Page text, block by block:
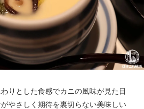
りとした食感でカニの風味が見た目
やさしく期待を裏切らない美味しい